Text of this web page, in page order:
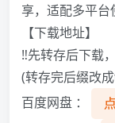
享，适配多平台
【下载地址】
‼️先转存后下载
(转存完后缀改
百度网盘 ：